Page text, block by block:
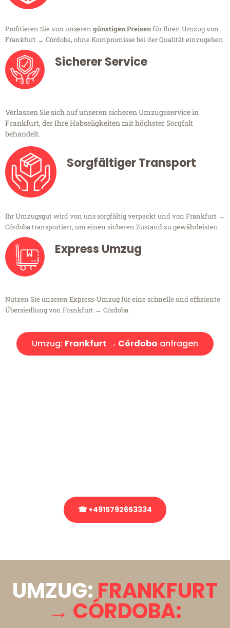
Profitieren Sie von unseren günstigen Preisenfür Ihren Umzug von
Frankfurt → Córdoba, ohne Kompromisse bei der Qualität einzugehen.
Sicherer Service
Verlassen Sie sich auf unseren sicheren Umzugsservice in
Frankfurt, der Ihre Habseligkeiten mit höchster Sorgfalt
behandelt.
Sorgfältiger Transport
Ihr Umzugsgut wird von uns sorgfältig verpackt und von Frankfurt →
Córdoba transportiert, um einen sicheren Zustand zu gewährleisten.
Express Umzug
Nutzen Sie unseren Express-Umzug für eine schnelle und effiziente
Übersiedlung von Frankfurt → Córdoba.
Umzug: Frankfurt → Córdoba anfragen
☎ +4915792653334
UMZUG:FRANKFURT
→ CÓRDOBA: